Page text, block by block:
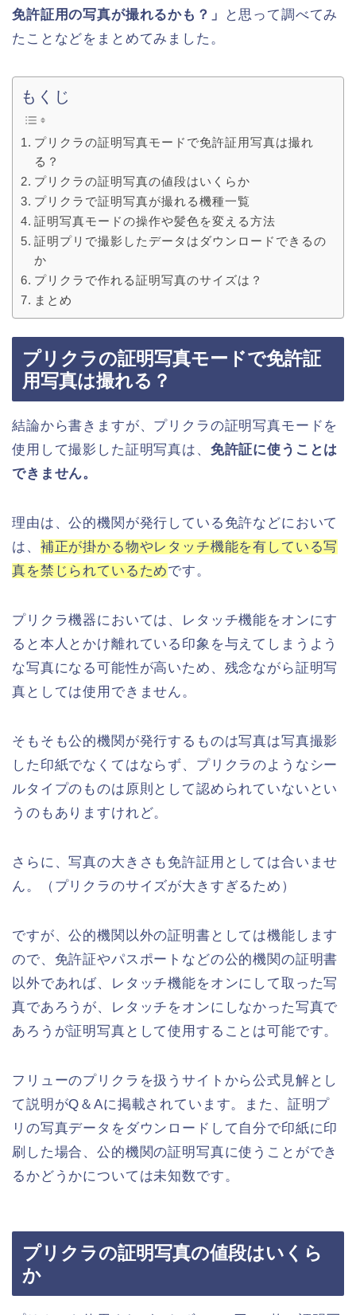
免許証用の写真が撮れるかも？」
と思って調べてみ
たことなどをまとめてみました。
もくじ
プリクラの証明写真モードで免許証用写真は撮れ
る？
プリクラの証明写真の値段はいくらか
プリクラで証明写真が撮れる機種一覧
証明写真モードの操作や髪色を変える方法
証明プリで撮影したデータはダウンロードできるの
か
プリクラで作れる証明写真のサイズは？
まとめ
プリクラの証明写真モードで免許証
用写真は撮れる？
結論から書きますが、プリクラの証明写真モードを
使用して撮影した証明写真は、 免許証に使うことは
できません。
理由は、公的機関が発行している免許などにおいて
は、 補正が掛かる物やレタッチ機能を有している写
真を禁じられているためです。
プリクラ機器においては、レタッチ機能をオンにす
ると本人とかけ離れている印象を与えてしまうよう
な写真になる可能性が高いため、残念ながら証明写
真としては使用できません。
そもそも公的機関が発行するものは写真は写真撮影
した印紙でなくてはならず、プリクラのようなシー
ルタイプのものは原則として認められていないとい
うのもありますけれど。
さらに、写真の大きさも免許証用としては合いませ
ん。（プリクラのサイズが大きすぎるため）
ですが、公的機関以外の証明書としては機能します
ので、免許証やパスポートなどの公的機関の証明書
以外であれば、レタッチ機能をオンにして取った写
真であろうが、レタッチをオンにしなかった写真で
あろうが証明写真として使用することは可能です。
フリューのプリクラを扱うサイトから公式見解とし
て説明がQ＆Aに掲載されています。また、証明プ
リの写真データをダウンロードして自分で印紙に印
刷した場合、公的機関の証明写真に使うことができ
るかどうかについては未知数です。
プリクラの証明写真の値段はいくら
か